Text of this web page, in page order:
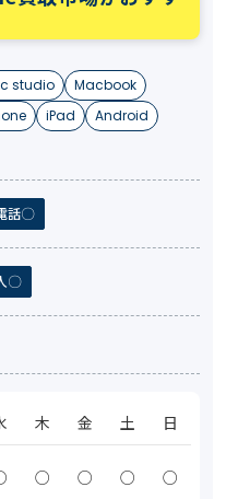
studio
Macbook
iPad
Android
話
木 金 土
日
○ ○ ○ ○